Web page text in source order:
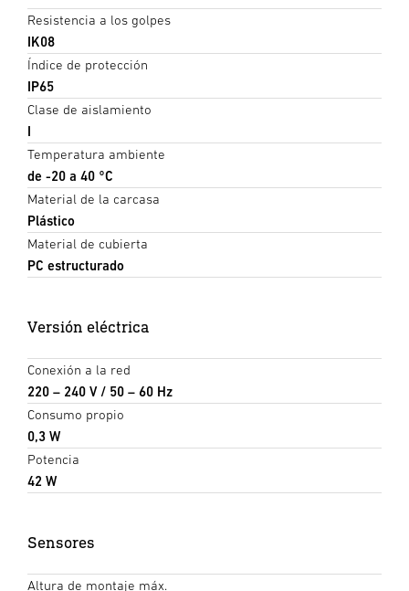
Resistencia a los golpes
IK08
Índice de protección
IP65
Clase de aislamiento
I
Temperatura ambiente
de -20 a 40 °C
Material de la carcasa
Plástico
Material de cubierta
PC estructurado
Versión eléctrica
Conexión a la red
220 – 240 V / 50 – 60 Hz
Consumo propio
0,3 W
Potencia
42 W
Sensores
Altura de montaje máx.